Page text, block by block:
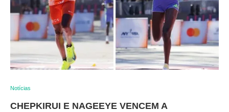
Notícias
CHEPKIRUI E NAGEEYE VENCEM A